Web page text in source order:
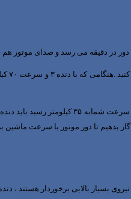
بدهیم تا دور موتور با سرعت ماشین
بسیار بالایی برخوردار هستند